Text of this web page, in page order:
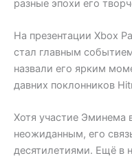
разные эпохи его
На презентации Xbox
стал главным
назвали его ярким
давних поклонников
Хотя участие Эминема
неожиданным, его
десятилетиями. Ещё в